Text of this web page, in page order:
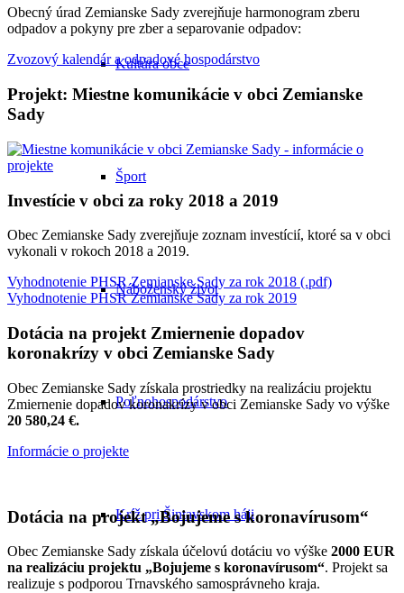
Kultúra obce
Šport
Náboženský život
Poľnohospodárstvo
Kríž pri Šintavskom háji
Obecný úrad Zemianske Sady zverejňuje harmonogram zberu
odpadov a pokyny pre zber a separovanie odpadov:
Zvozový kalendár a odpadové hospodárstvo
Projekt: Miestne komunikácie v obci Zemianske
Sady
Investície v obci za roky 2018 a 2019
Obec Zemianske Sady zverejňuje zoznam investícií, ktoré sa v obci
vykonali v rokoch 2018 a 2019.
Vyhodnotenie PHSR Zemianske Sady za rok 2018 (.pdf)
Vyhodnotenie PHSR Zemianske Sady za rok 2019
Dotácia na projekt Zmiernenie dopadov
koronakrízy v obci Zemianske Sady
Obec Zemianske Sady získala prostriedky na realizáciu projektu
Zmiernenie dopadov koronakrízy v obci Zemianske Sady vo výške
20 580,24 €.
Informácie o projekte
Dotácia na projekt „Bojujeme s koronavírusom“
Obec Zemianske Sady získala účelovú dotáciu vo výške 2000 EUR
na realizáciu projektu „Bojujeme s koronavírusom“. Projekt sa
realizuje s podporou Trnavského samosprávneho kraja.